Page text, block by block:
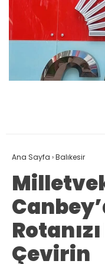
Ana Sayfa ›Balıkesir
Çevirin